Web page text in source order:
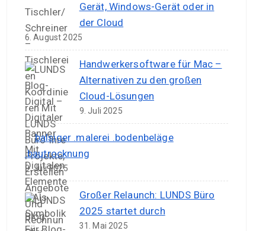
Gerät, Windows-Gerät oder in
der Cloud
6. August 2025
Handwerkersoftware für Mac –
Alternativen zu den großen
Cloud-Lösungen
9. Juli 2025
balsiger .malerei .bodenbeläge
.bautrocknung
9. Juli 2025
Großer Relaunch: LUNDS Büro
2025 startet durch
31. Mai 2025